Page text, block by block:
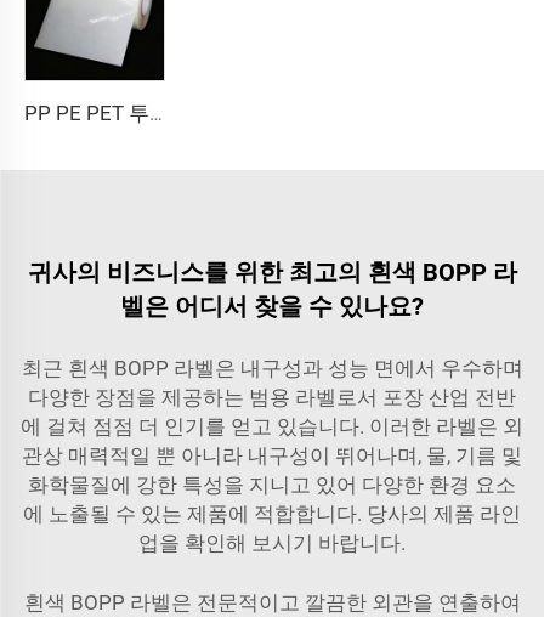
PP PE PET 투명 반투명 자가접착 합성 필름 소재 라벨지 대형 롤
귀사의 비즈니스를 위한 최고의 흰색 BOPP 라
벨은 어디서 찾을 수 있나요?
최근 흰색 BOPP 라벨은 내구성과 성능 면에서 우수하며
다양한 장점을 제공하는 범용 라벨로서 포장 산업 전반
에 걸쳐 점점 더 인기를 얻고 있습니다. 이러한 라벨은 외
관상 매력적일 뿐 아니라 내구성이 뛰어나며, 물, 기름 및
화학물질에 강한 특성을 지니고 있어 다양한 환경 요소
에 노출될 수 있는 제품에 적합합니다. 당사의 제품 라인
업을 확인해 보시기 바랍니다.
흰색 BOPP 라벨은 전문적이고 깔끔한 외관을 연출하여